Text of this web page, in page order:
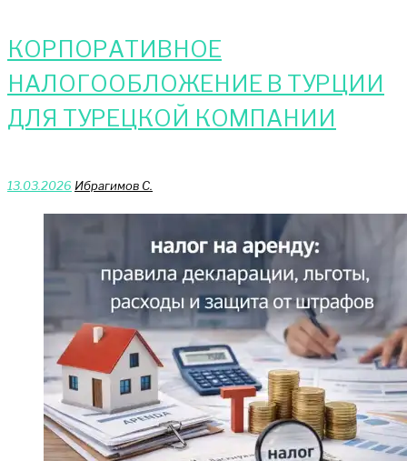
КОРПОРАТИВНОЕ
НАЛОГООБЛОЖЕНИЕ В ТУРЦИИ
ДЛЯ ТУРЕЦКОЙ КОМПАНИИ
13.03.2026 Ибрагимов С.